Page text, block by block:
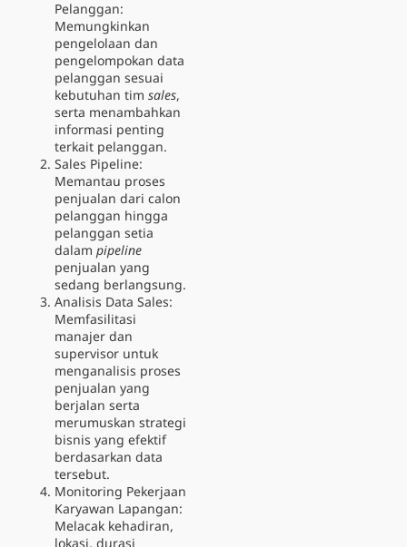
Pelanggan:
Memungkinkan
pengelolaan dan
pengelompokan data
pelanggan sesuai
kebutuhan tim sales,
serta menambahkan
informasi penting
terkait pelanggan.
Sales Pipeline:
Memantau proses
penjualan dari calon
pelanggan hingga
pelanggan setia
dalam pipeline
penjualan yang
sedang berlangsung.
Analisis Data Sales:
Memfasilitasi
manajer dan
supervisor untuk
menganalisis proses
penjualan yang
berjalan serta
merumuskan strategi
bisnis yang efektif
berdasarkan data
tersebut.
Monitoring Pekerjaan
Karyawan Lapangan:
Melacak kehadiran,
lokasi, durasi